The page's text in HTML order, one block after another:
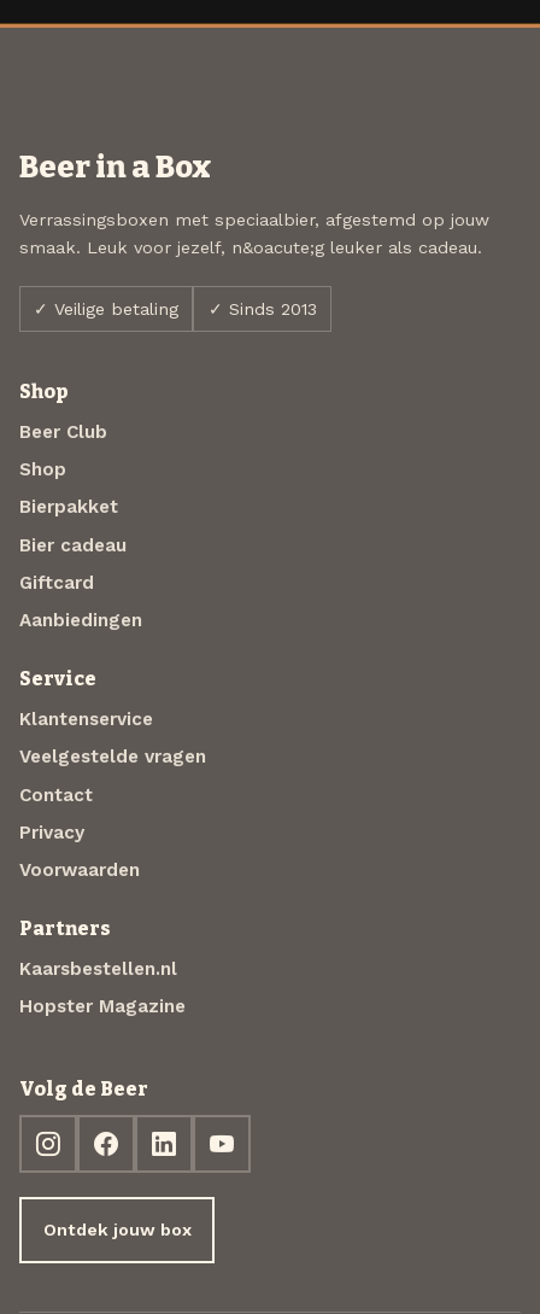
Beer in a Box
Verrassingsboxen met speciaalbier, afgestemd op jouw
smaak. Leuk voor jezelf, n&oacute;g leuker als cadeau.
✓ Veilige betaling ✓ Sinds 2013
Shop
Beer Club
Shop
Bierpakket
Bier cadeau
Giftcard
Aanbiedingen
Service
Klantenservice
Veelgestelde vragen
Contact
Privacy
Voorwaarden
Partners
Kaarsbestellen.nl
Hopster Magazine
Volg de Beer
Ontdek jouw box